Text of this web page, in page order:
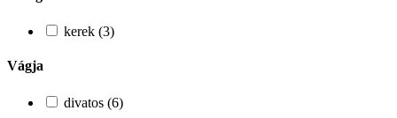
kerek (3)
Vágja
divatos (6)